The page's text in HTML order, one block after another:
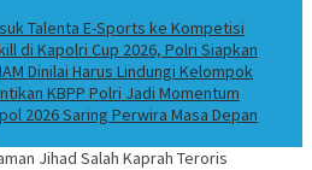
Talenta E-Sports ke Kompetisi
di Kapolri Cup 2026, Polri Siapkan
Dinilai Harus Lindungi Kelompok
KBPP Polri Jadi Momentum
2026 Saring Perwira Masa Depan
Jihad Salah Kaprah Teroris